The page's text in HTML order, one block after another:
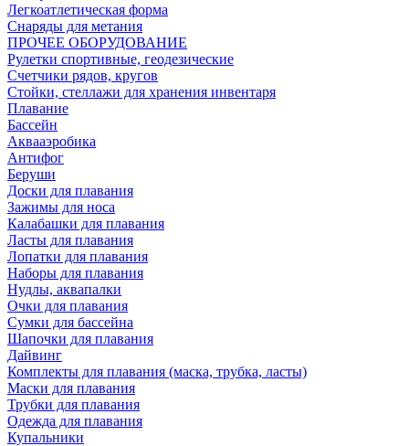
Легкоатлетическая форма
Снаряды для метания
ПРОЧЕЕ ОБОРУДОВАНИЕ
Рулетки спортивные, геодезические
Счетчики рядов, кругов
Стойки, стеллажи для хранения инвентаря
Плавание
Бассейн
Аквааэробика
Антифог
Беруши
Доски для плавания
Зажимы для носа
Калабашки для плавания
Ласты для плавания
Лопатки для плавания
Наборы для плавания
Нудлы, аквапалки
Очки для плавания
Сумки для бассейна
Шапочки для плавания
Дайвинг
Комплекты для плавания (маска, трубка, ласты)
Маски для плавания
Трубки для плавания
Одежда для плавания
Купальники